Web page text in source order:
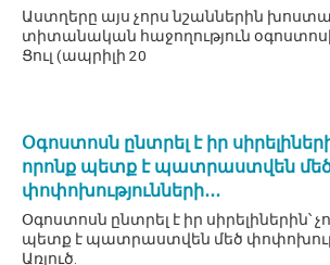
Աստղերը այս չորս նշաններին
տիտանական հաջողություն օգոստոսի
Ցուլ (ապրիլի 20
Օգոստոսն ընտրել է իր
որոնք պետք է պատրաստվեն
փոփոխությունների․․․
Օգոստոսն ընտրել է իր սիրելիներին՝
պետք է պատրաստվեն մեծ
Առյուծ.